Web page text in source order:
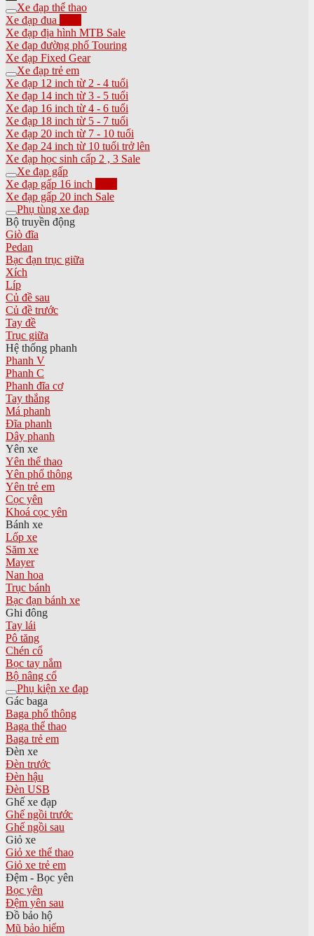
Xe đạp thể thao
Xe đạp đua
Xe đạp địa hình MTB
Xe đạp đường phố Touring
Xe đạp Fixed Gear
Xe đạp trẻ em
Xe đạp 12 inch từ 2 - 4 tuổi
Xe đạp 14 inch từ 3 - 5 tuổi
Xe đạp 16 inch từ 4 - 6 tuổi
Xe đạp 18 inch từ 5 - 7 tuổi
Xe đạp 20 inch từ 7 - 10 tuổi
Xe đạp 24 inch từ 10 tuổi trở lên
Xe đạp học sinh cấp 2 , 3
Xe đạp gấp
Xe đạp gấp 16 inch
Xe đạp gấp 20 inch
Phụ tùng xe đạp
Bộ truyền động
Giò đĩa
Pedan
Bạc đạn trục giữa
Xích
Líp
Củ đề sau
Củ đề trước
Tay đề
Trục giữa
Hệ thống phanh
Phanh V
Phanh C
Phanh đĩa cơ
Tay thắng
Má phanh
Đĩa phanh
Dây phanh
Yên xe
Yên thể thao
Yên phổ thông
Yên trẻ em
Cọc yên
Khoá cọc yên
Bánh xe
Lốp xe
Săm xe
Mayer
Nan hoa
Trục bánh
Bạc đạn bánh xe
Ghi đông
Tay lái
Pô tăng
Chén cổ
Bọc tay nắm
Bộ nâng cổ
Phụ kiện xe đạp
Gác baga
Baga phổ thông
Baga thể thao
Baga trẻ em
Đèn xe
Đèn trước
Đèn hậu
Đèn USB
Ghế xe đạp
Ghế ngồi trước
Ghế ngồi sau
Giỏ xe
Giỏ xe thể thao
Giỏ xe trẻ em
Đệm - Bọc yên
Bọc yên
Đệm yên sau
Đồ bảo hộ
Mũ bảo hiểm